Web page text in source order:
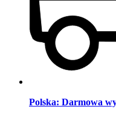
Polska: Darmowa